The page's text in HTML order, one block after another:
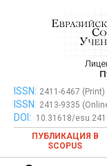
Евразийский
ISSN: 2411-6467 (Print)
ISSN: 2413-9335
DOI:
10.31618/
ПУБЛИКАЦИЯ В
SCOPUS